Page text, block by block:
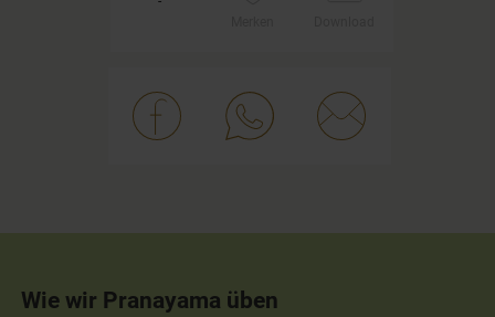
Wie wir Pranayama üben